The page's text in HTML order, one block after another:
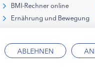
BMI-Rechner online
Ernährung und Bewegung
Lebensmittelkunde
ABLEHNEN